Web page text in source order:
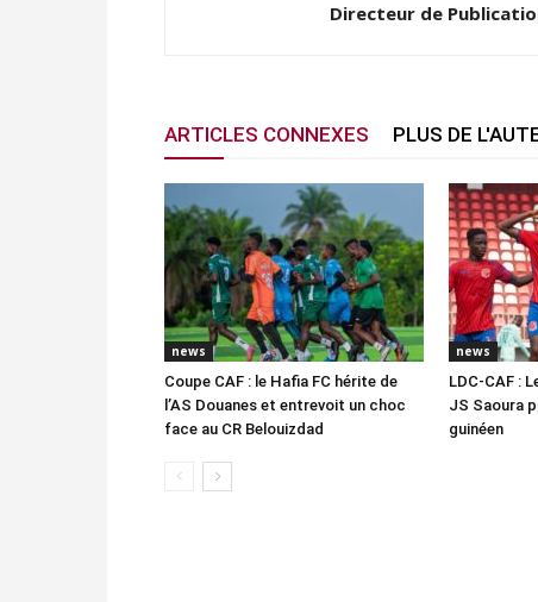
Directeur de
ARTICLES CONNEXES PLUS DE
news
Coupe CAF : le Hafia FC hérite de
l’AS Douanes et entrevoit un choc
face au CR Belouizdad
news
LDC-CAF :
JS Saoura
guinéen